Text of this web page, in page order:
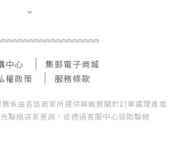
中心
集郵電子商城
權政策
服務條款
係由各該商家所提供與販售關於訂單處理進度
聯絡店家查詢，或透過客服中心協助聯絡